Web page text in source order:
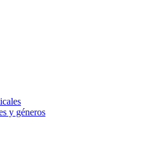
y géneros